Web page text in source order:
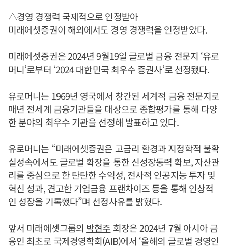
△경영 경쟁력 국제적으로 인정받아
미래에셋증권이 해외에서도 경영 경쟁력을 인정받았다.
미래에셋증권은 2024년 9월19일 글로벌 금융 전문지 ‘유로
머니’로부터 ‘2024 대한민국 최우수 증권사’로 선정됐다.
유로머니는 1969년 영국에서 창간된 세계적 금융 전문지로
매년 전세계 금융기관들을 대상으로 종합평가를 통해 다양
한 분야의 최우수 기관을 선정해 발표하고 있다.
유로머니는 “미래에셋증권은 고금리 환경과 지정학적 불확
실성속에서도 글로벌 확장을 통한 신성장동력 확보, 자산관
리를 중심으로 한 탄탄한 수익성, 전사적 인공지능 투자 및
혁신 성과, 견고한 기업금융 프랜차이즈 등을 통해 인상적
인 성장을 기록했다”며 선정사유를 밝혔다.
앞서 미래에셋그룹의 박현주 회장은 2024년 7월 아시아 금
융인 최초로 국제경영학회(AIB)에서 ‘올해의 글로벌 경영인